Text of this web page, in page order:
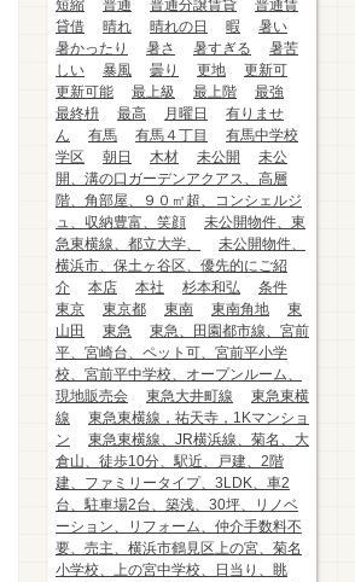
短縮
普通 普通分譲賃貸
普通賃
貸借
晴れ 晴れの日 暇
暑い
暑かったり
暑さ 暑すぎる
暑苦
しい
暴風 曇り 更地
更新可
更新可能
最上級 最上階
最強
最終枡
最高 月曜日
有りませ
ん
有馬 有馬４丁目
有馬中学校
学区
朝日 木材 未公開
未公
開、溝の口ガーデンアクアス、高層
階、角部屋、９０㎡超、コンシェルジ
ュ、収納豊富、笑顔
未公開物件、東
急東横線、都立大学、
未公開物件、
横浜市、保土ヶ谷区、優先的にご紹
介
本店 本社 杉本和弘
条件
東京
東京都 東南 東南角地
東
山田
東急
東急、田園都市線、宮前
平、宮崎台、ペット可、宮前平小学
校、宮前平中学校、オープンルーム、
現地販売会
東急大井町線
東急東横
線
東急東横線，祐天寺，1Kマンショ
ン
東急東横線、JR横浜線、菊名、大
倉山、徒歩10分、駅近、戸建、2階
建、ファミリータイプ、3LDK、車2
台、駐車場2台、築浅、30坪、リノベ
ーション、リフォーム、仲介手数料不
要、売主、横浜市鶴見区上の宮、菊名
小学校、上の宮中学校、日当り、眺